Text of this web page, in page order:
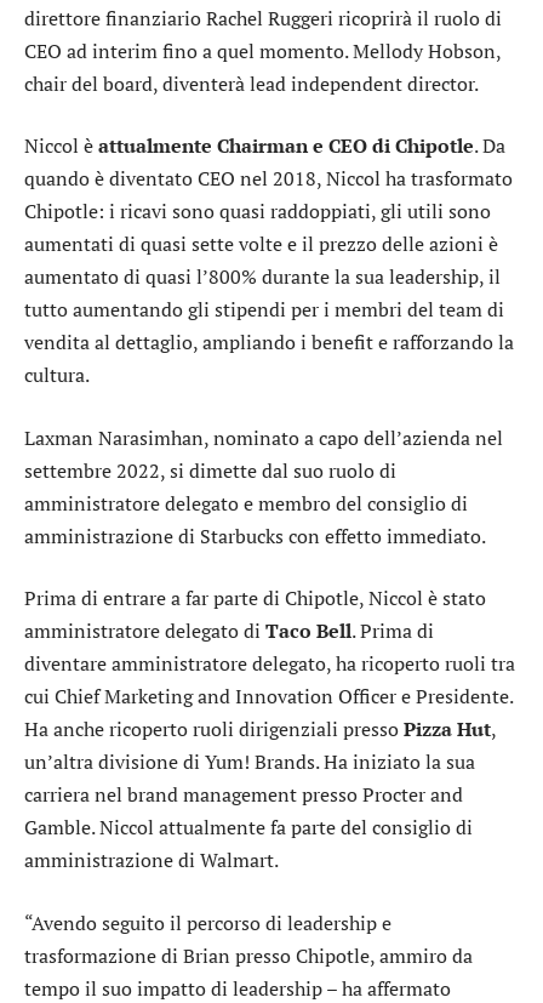
direttore finanziario Rachel Ruggeri ricoprirà il ruolo di
CEO ad interim fino a quel momento. Mellody Hobson,
chair del board, diventerà lead independent director.
Niccol èattualmente Chairman e CEO di Chipotle. Da
quando è diventato CEO nel 2018, Niccol ha trasformato
Chipotle: i ricavi sono quasi raddoppiati, gli utili sono
aumentati di quasi sette volte e il prezzo delle azioni è
aumentato di quasi l’800% durante la sua leadership, il
tutto aumentando gli stipendi per i membri del team di
vendita al dettaglio, ampliando i benefit e rafforzando la
cultura.
Laxman Narasimhan, nominato a capo dell’azienda nel
settembre 2022, si dimette dal suo ruolo di
amministratore delegato e membro del consiglio di
amministrazione di Starbucks con effetto immediato.
Prima di entrare a far parte di Chipotle, Niccol è stato
amministratore delegato di Taco Bell. Prima di
diventare amministratore delegato, ha ricoperto ruoli tra
cui Chief Marketing and Innovation Officer e Presidente.
Ha anche ricoperto ruoli dirigenziali pressoPizza Hut,
un’altra divisione di Yum! Brands. Ha iniziato la sua
carriera nel brand management pressoProcter and
Gamble. Niccol attualmente fa parte del consiglio di
amministrazione di Walmart.
“Avendo seguito il percorso di leadership e
trasformazione di Brian presso Chipotle, ammiro da
tempo il suo impatto di leadership – ha affermato